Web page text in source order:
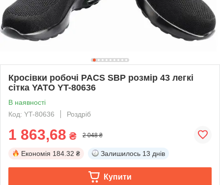
Кросівки робочі PACS SBP розмір 43 легкі
сітка YATO YT-80636
В наявності
Код: YT-80636
Роздріб
1 863,68 ₴ 2 048 ₴
Економія 184.32 ₴ Залишилось 13 днів
Купити